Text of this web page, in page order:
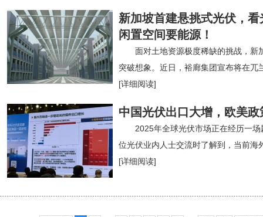
新加坡首建悬挑式光伏，
闲置空间要能源！
面对土地资源极度稀缺的挑战，新
突破想象。近日，裕廊集团宣布将在兀
[详细阅读]
中国光伏出口大增，欧美政
2025年全球光伏市场正在经历一
位光伏业内人士交流时了解到，当前海
[详细阅读]